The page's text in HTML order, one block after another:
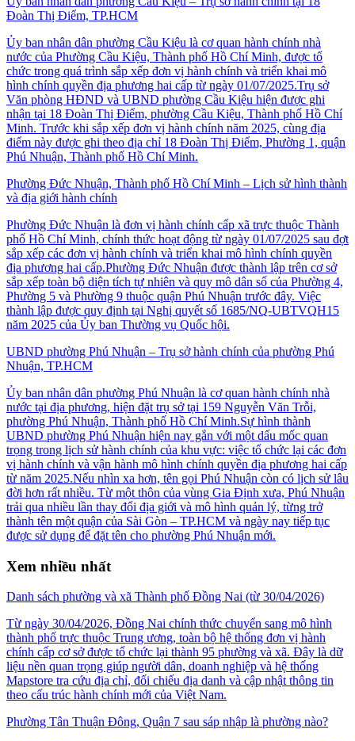
Đoàn Thị Điểm, TP.HCM
Ủy ban nhân dân phường Cầu Kiệu là cơ quan hành chính nhà
nước của Phường Cầu Kiệu, Thành phố Hồ Chí Minh, được tổ
chức trong quá trình sắp xếp đơn vị hành chính và triển khai mô
hình chính quyền địa phương hai cấp từ ngày 01/07/2025.Trụ sở
Văn phòng HĐND và UBND phường Cầu Kiệu hiện được ghi
nhận tại 18 Đoàn Thị Điểm, phường Cầu Kiệu, Thành phố Hồ Chí
Minh. Trước khi sắp xếp đơn vị hành chính năm 2025, cùng địa
điểm này được ghi theo địa chỉ 18 Đoàn Thị Điểm, Phường 1, quận
Phú Nhuận, Thành phố Hồ Chí Minh.
Phường Đức Nhuận, Thành phố Hồ Chí Minh – Lịch sử hình thành
và địa giới hành chính
Phường Đức Nhuận là đơn vị hành chính cấp xã trực thuộc Thành
phố Hồ Chí Minh, chính thức hoạt động từ ngày 01/07/2025 sau đợt
sắp xếp các đơn vị hành chính và triển khai mô hình chính quyền
địa phương hai cấp.Phường Đức Nhuận được thành lập trên cơ sở
sắp xếp toàn bộ diện tích tự nhiên và quy mô dân số của Phường 4,
Phường 5 và Phường 9 thuộc quận Phú Nhuận trước đây. Việc
thành lập được quy định tại Nghị quyết số 1685/NQ-UBTVQH15
năm 2025 của Ủy ban Thường vụ Quốc hội.
UBND phường Phú Nhuận – Trụ sở hành chính của phường Phú
Nhuận, TP.HCM
Ủy ban nhân dân phường Phú Nhuận là cơ quan hành chính nhà
nước tại địa phương, hiện đặt trụ sở tại 159 Nguyễn Văn Trỗi,
phường Phú Nhuận, Thành phố Hồ Chí Minh.Sự hình thành
UBND phường Phú Nhuận hiện nay gắn với một dấu mốc quan
trọng trong lịch sử hành chính của khu vực: việc tổ chức lại các đơn
vị hành chính và vận hành mô hình chính quyền địa phương hai cấp
từ năm 2025.Nếu nhìn xa hơn, tên gọi Phú Nhuận còn có lịch sử lâu
đời hơn rất nhiều. Từ một thôn của vùng Gia Định xưa, Phú Nhuận
trải qua nhiều lần thay đổi địa giới và mô hình quản lý, từng trở
thành tên một quận của Sài Gòn – TP.HCM và ngày nay tiếp tục
được sử dụng để đặt tên cho phường Phú Nhuận mới.
Xem nhiều nhất
Danh sách phường và xã Thành phố Đồng Nai (từ 30/04/2026)
Từ ngày 30/04/2026, Đồng Nai chính thức chuyển sang mô hình
thành phố trực thuộc Trung ương, toàn bộ hệ thống đơn vị hành
chính cấp cơ sở được tổ chức lại thành 95 phường và xã. Đây là dữ
liệu nền quan trọng giúp người dân, doanh nghiệp và hệ thống
Mapstore tra cứu địa chỉ, đối chiếu địa danh và cập nhật thông tin
theo cấu trúc hành chính mới của Việt Nam.
Phường Tân Thuận Đông, Quận 7 sau sáp nhập là phường nào?